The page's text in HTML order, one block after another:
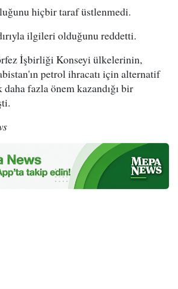
hiçbir taraf üstlenmedi.
ilgileri olduğunu reddetti.
İşbirliği Konseyi ülkelerinin,
petrol ihracatı için alternatif
fazla önem kazandığı bir